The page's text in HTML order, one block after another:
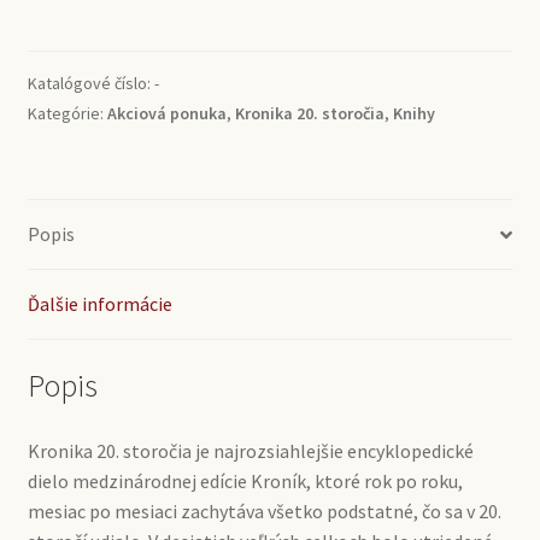
1920
-
Katalógové číslo: -
Kategórie: Akciová ponuka, Kronika 20. storočia, Knihy
Popis
Ďalšie informácie
Popis
Kronika 20. storočia je najrozsiahlejšie encyklopedické
dielo medzinárodnej edície Kroník, ktoré rok po roku,
mesiac po mesiaci zachytáva všetko podstatné, čo sa v 20.